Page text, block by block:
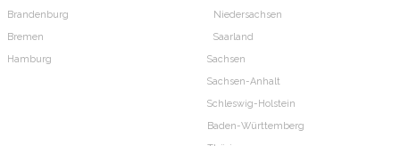
Brandenburg
Bremen
Hamburg
Niedersachsen
Saarland
Sachsen
Sachsen-Anhalt
Schleswig-Holstein
Baden-Württemberg